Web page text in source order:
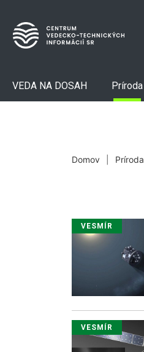
VEDA NA DOSAH Príroda
Domov Príroda
VESMÍR
VESMÍR